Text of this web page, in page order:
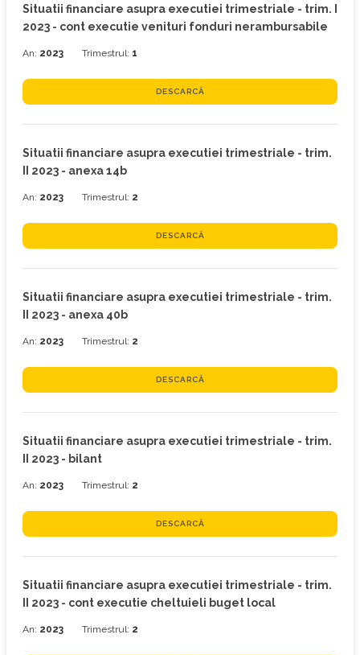
Situatii financiare asupra executiei trimestriale - trim. I
2023 - cont executie venituri fonduri nerambursabile
An: 2023 Trimestrul: 1
DESCARCĂ
Situatii financiare asupra executiei trimestriale - trim.
II 2023 - anexa 14b
An: 2023 Trimestrul: 2
DESCARCĂ
Situatii financiare asupra executiei trimestriale - trim.
II 2023 - anexa 40b
An: 2023 Trimestrul: 2
DESCARCĂ
Situatii financiare asupra executiei trimestriale - trim.
II 2023 - bilant
An: 2023 Trimestrul: 2
DESCARCĂ
Situatii financiare asupra executiei trimestriale - trim.
II 2023 - cont executie cheltuieli buget local
An: 2023 Trimestrul: 2